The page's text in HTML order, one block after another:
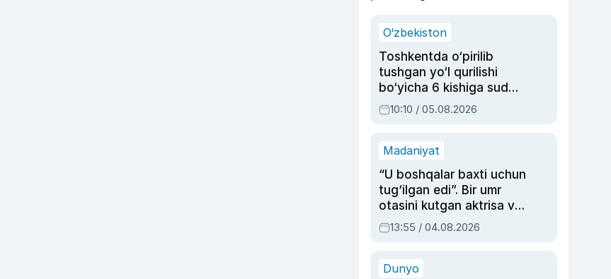
O‘zbekiston
Toshkentda o‘pirilib
tushgan yo‘l qurilishi
bo‘yicha 6 kishiga sud
hukmi o‘qildi
10:10 / 05.08.2026
Madaniyat
“U boshqalar baxti uchun
tug‘ilgan edi”. Bir umr
otasini kutgan aktrisa va
dublyaj ustasi Rimma
Ahmedovaning
13:55 / 04.08.2026
Dunyo